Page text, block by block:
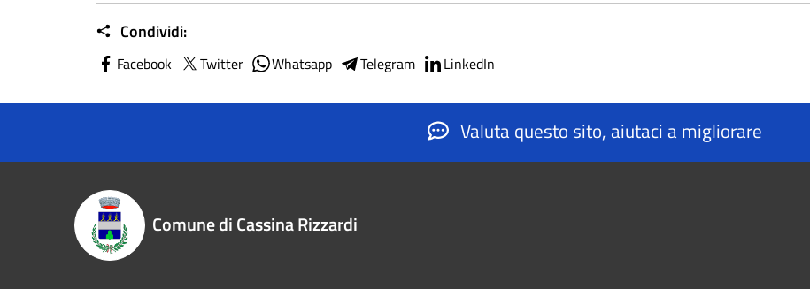
Condividi:
Facebook Twitter Whatsapp Telegram LinkedIn
Valuta questo sito, aiutaci a migliorare
Comune di Cassina Rizzardi